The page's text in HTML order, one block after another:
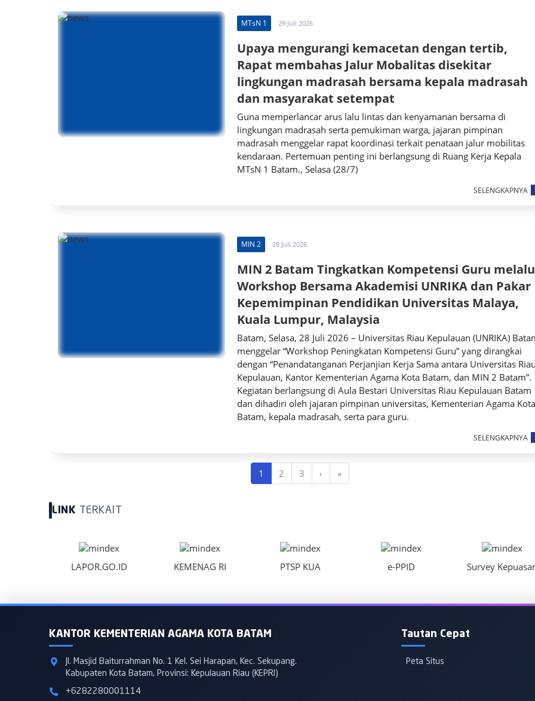
MTsN 1 29 Juli 2026
Upaya mengurangi kemacetan dengan tertib,
Rapat membahas Jalur Mobalitas disekitar
lingkungan madrasah bersama kepala madrasah
dan masyarakat setempat
Guna memperlancar arus lalu lintas dan kenyamanan bersama di
lingkungan madrasah serta pemukiman warga, jajaran pimpinan
madrasah menggelar rapat koordinasi terkait penataan jalur mobilitas
kendaraan. Pertemuan penting ini berlangsung di Ruang Kerja Kepala
MTsN 1 Batam., Selasa (28/7)
SELENGKAPNYA
MIN 2 28 Juli 2026
MIN 2 Batam Tingkatkan Kompetensi Guru
Workshop Bersama Akademisi UNRIKA dan Pakar
Kepemimpinan Pendidikan Universitas Malaya,
Kuala Lumpur, Malaysia
Batam, Selasa, 28 Juli 2026 – Universitas Riau Kepulauan (UNRIKA)
menggelar “Workshop Peningkatan Kompetensi Guru” yang dirangkai
dengan “Penandatanganan Perjanjian Kerja Sama antara Universitas
Kepulauan, Kantor Kementerian Agama Kota Batam, dan MIN 2 Batam”.
Kegiatan berlangsung di Aula Bestari Universitas Riau Kepulauan Batam
dan dihadiri oleh jajaran pimpinan universitas, Kementerian Agama Kota
Batam, kepala madrasah, serta para guru.
SELENGKAPNYA
1 2 3 › »
LINK TERKAIT
LAPOR.GO.ID KEMENAG RI PTSP KUA e-PPID Survey
KANTOR KEMENTERIAN AGAMA KOTA BATAM
Jl. Masjid Baiturrahman No. 1 Kel. Sei Harapan, Kec. Sekupang.
Kabupaten Kota Batam, Provinsi: Kepulauan Riau (KEPRI)
+6282280001114
Tautan Cepat
Peta Situs